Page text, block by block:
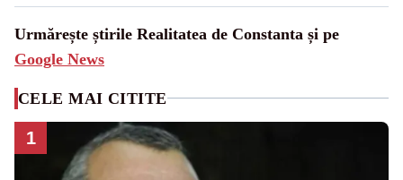
Urmărește știrile Realitatea de Constanta și pe
Google News
CELE MAI CITITE
1